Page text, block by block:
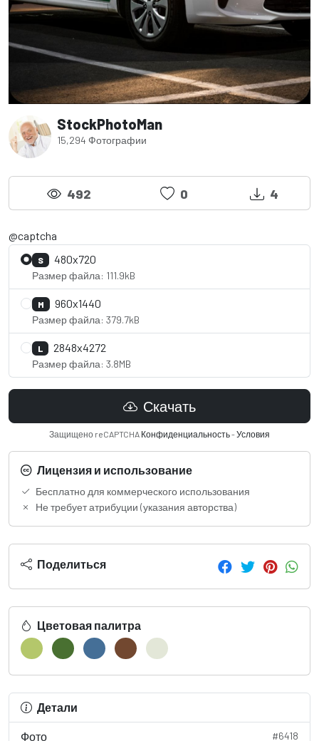
StockPhotoMan
15,294 Фотографии
492 0 4
@captcha
S 480x720
Размер файла: 111.9kB
M 960x1440
Размер файла: 379.7kB
L 2848x4272
Размер файла: 3.8MB
Скачать
Защищено reCAPTCHA Конфиденциальность-Условия
Лицензия и использование
Бесплатно для коммерческого использования
Не требует атрибуции (указания авторства)
Поделиться
Цветовая палитра
Детали
Фото #6418